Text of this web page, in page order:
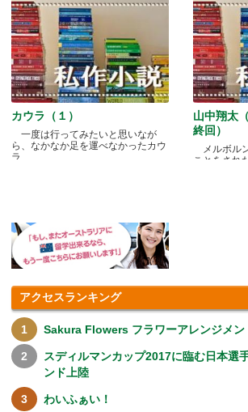
カウラ（１）
一度は行ってみたいと思いなが
ら、なかなか足を運べなかったカウ
ラ.....
山中翔太
終回）
メルボル
ことをされ
アクセスランキング
Sakura Flowers フラワーアレンジメン
スディルマンカップ2017に臨む日本選
ンド上陸
わいふぁい！